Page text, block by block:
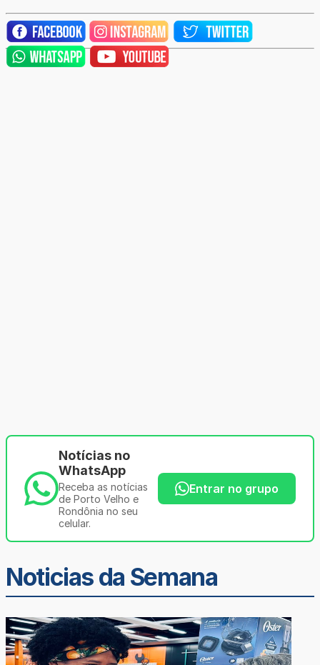
Notícias no
WhatsApp
Receba as notícias
de Porto Velho e
Rondônia no seu
celular.
Entrar no grupo
Noticias da Semana